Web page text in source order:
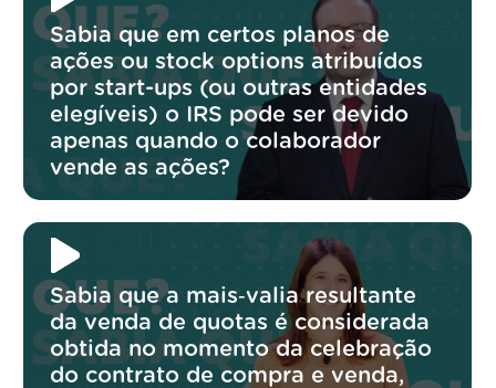
Sabia que em certos planos de
ações ou stock options atribuídos
por start-ups (ou outras entidades
elegíveis) o IRS pode ser devido
apenas quando o colaborador
vende as ações?
Sabia que a mais‑valia resultante
da venda de quotas é considerada
obtida no momento da celebração
do contrato de compra e venda,